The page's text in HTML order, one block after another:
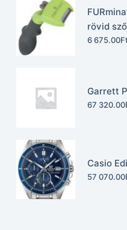
rövid
6 675.00
Garrett
67 320.00
Casio
57 070.00